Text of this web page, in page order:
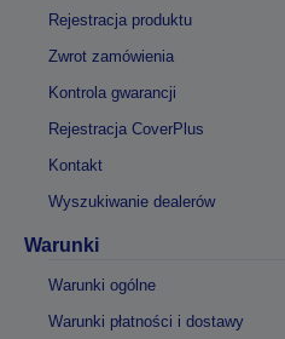
Rejestracja produktu
Zwrot zamówienia
Kontrola gwarancji
Rejestracja CoverPlus
Kontakt
Wyszukiwanie dealerów
Warunki
Warunki ogólne
Warunki płatności i dostawy